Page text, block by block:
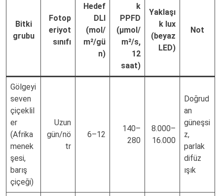
Bitki
grubu
Fotop
eriyot
sınıfı
Hedef
DLI
(mol/
m²/gü
n)
k
PPFD
(µmol/
m²/s,
12
saat)
Yaklaşı
k lux
(beyaz
LED)
Not
Gölgeyi
seven
çiçeklil
er
(Afrika
menek
şesi,
barış
çiçeği)
Uzun
gün/nö
tr
6–12
140–
280
8.000–
16.000
Doğrud
an
güneşsi
z,
parlak
difüz
ışık